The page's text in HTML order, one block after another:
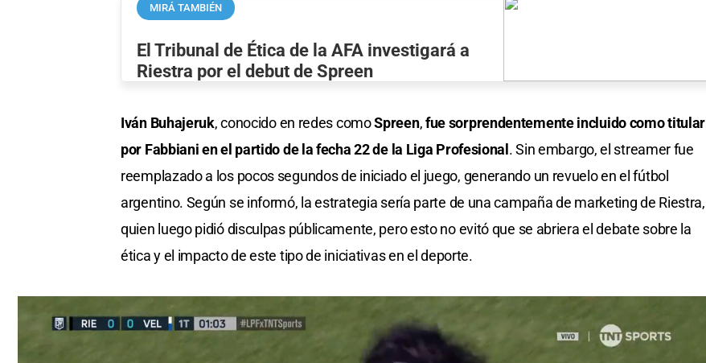
MIRÁ TAMBIÉN
El Tribunal de Ética de la AFA investigará a
Riestra por el debut de Spreen
Iván Buhajeruk, conocido en redes comoSpreen,fue sorprendentemente incluido como titular
por Fabbiani en el partido de la fecha 22 de la Liga Profesional . Sin embargo, el streamer fue
reemplazado a los pocos segundos de iniciado el juego, generando un revuelo en el fútbol
argentino. Según se informó, la estrategia sería parte de una campaña de marketing de Riestra,
quien luego pidió disculpas públicamente, pero esto no evitó que se abriera el debate sobre la
ética y el impacto de este tipo de iniciativas en el deporte.